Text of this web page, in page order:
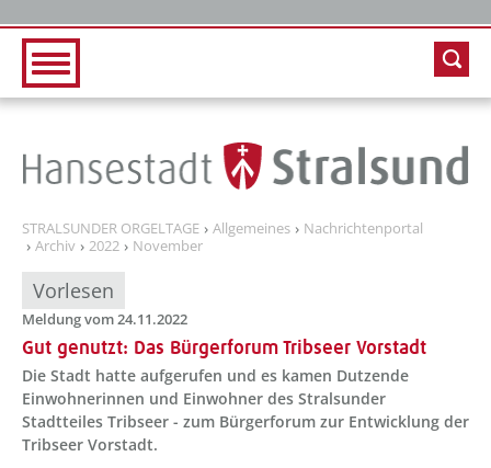
STRALSUNDER ORGELTAGE Allgemeines
Nachrichtenportal
Archiv
2022 November
Vorlesen
Meldung vom 24.11.2022
Gut genutzt: Das Bürgerforum Tribseer Vorstadt
Die Stadt hatte aufgerufen und es kamen Dutzende
Einwohnerinnen und Einwohner des Stralsunder
Stadtteiles Tribseer - zum Bürgerforum zur Entwicklung der
Tribseer Vorstadt.